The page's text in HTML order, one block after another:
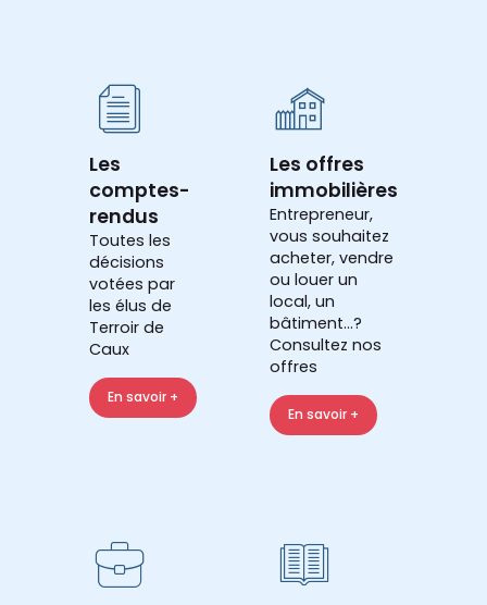
Les
comptes-
rendus
Toutes les
décisions
votées par
les élus de
Terroir de
Caux
En savoir +
Les offres
immobilières
Entrepreneur,
vous souhaitez
acheter, vendre
ou louer un
local, un
bâtiment...?
Consultez nos
offres
En savoir +